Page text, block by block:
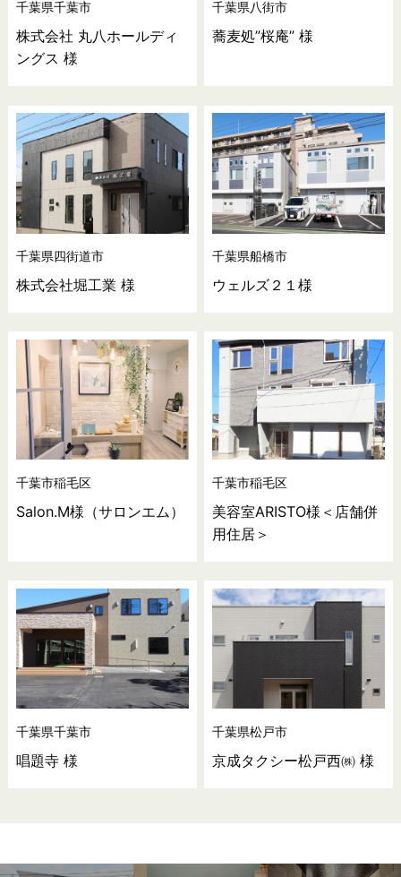
千葉県千葉市
株式会社 丸八ホールディ
ングス 様
千葉県八街市
蕎麦処”桜庵” 様
千葉県四街道市
株式会社堀工業 様
千葉県船橋市
ウェルズ２１様
千葉市稲毛区
Salon.M様（サロンエム）
千葉市稲毛区
美容室ARISTO様＜店舗併
用住居＞
千葉県千葉市
唱題寺 様
千葉県松戸市
京成タクシー松戸西㈱ 様